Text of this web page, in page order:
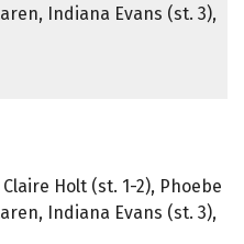
Indiana Evans (st. 3),
Holt (st. 1-2), Phoebe
Indiana Evans (st. 3),